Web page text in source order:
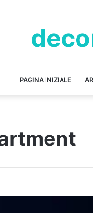
PAGINA INIZIALE